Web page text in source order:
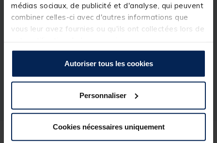
médias sociaux, de publicité et d'analyse, qui peuvent
combiner celles-ci avec d'autres informations que
vous leur avez fournies ou qu'ils ont collectées lors de
Autoriser tous les cookies
Personnaliser
Cookies nécessaires uniquement
Spécifications
237533-1
Marque
FUN FISHING